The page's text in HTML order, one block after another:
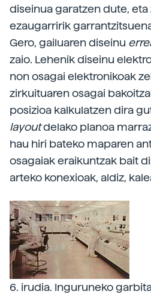
diseinua garatzen dute,
ezaugarririk
Gero, gailuaren diseinu
zaio. Lehenik diseinu
non osagai elektronikoak
zirkuituaren osagai
posizioa kalkulatzen dira
layoutdelako planoa
hau hiri bateko maparen
osagaiak eraikuntzak bait
arteko konexioak, aldiz,
6. irudia. Inguruneko